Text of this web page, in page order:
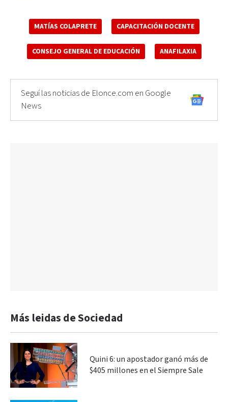
MATÍAS COLAPRETE CAPACITACIÓN DOCENTE
CONSEJO GENERAL DE EDUCACIÓN ANAFILAXIA
Seguí las noticias de Elonce.com en Google
News
Más leidas de Sociedad
Quini 6: un apostador ganó más de
$405 millones en el Siempre Sale